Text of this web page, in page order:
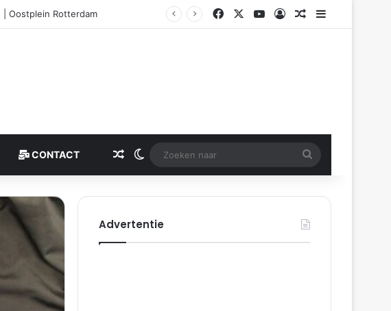
Facebook
X YouTubeLog InGerelateerd artikel
Sidebar
CONTACT Gerelateerd artikel
Switch skin
Zoeken
naar
Advertentie